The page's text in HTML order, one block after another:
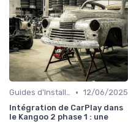
Guides d'Installation et de Réparation • 12/06/2025
Intégration de CarPlay dans
le Kangoo 2 phase 1 : une